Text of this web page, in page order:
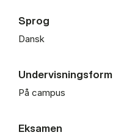
Sprog
Dansk
Undervisningsform
På campus
Eksamen